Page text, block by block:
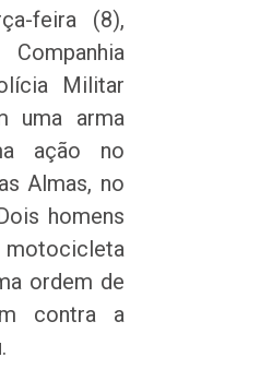
feira (8),
Militar
uma arma
ação no
Almas, no
homens
ordem de
contra a